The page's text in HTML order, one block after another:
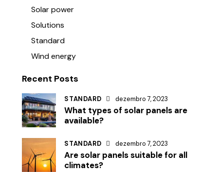
Solar power
Solutions
Standard
Wind energy
Recent Posts
STANDARD dezembro 7, 2023
What types of solar panels are
available?
STANDARD dezembro 7, 2023
Are solar panels suitable for all
climates?